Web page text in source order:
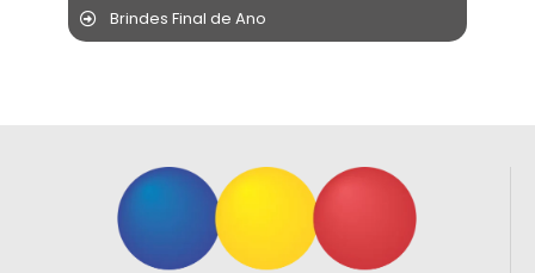
Brindes Final de Ano